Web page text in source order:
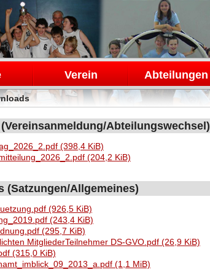
Verein Abteilungen
Abteilungswechsel)
(398,4 KiB)
(204,2 KiB)
(Satzungen/Allgemeines)
(926,5 KiB)
(243,4 KiB)
(295,7 KiB)
MitgliederTeilnehmer DS-GVO.pdf (26,9 KiB)
(315,0 KiB)
(1,1 MiB)